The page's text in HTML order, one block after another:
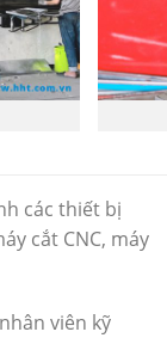
các thiết bị
cắt CNC, máy
viên kỹ